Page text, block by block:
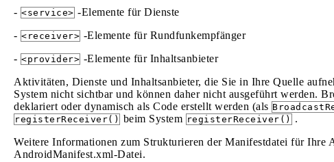
- <service> -Elemente für Dienste
- <receiver> -Elemente für Rundfunkempfänger
- <provider> -Elemente für Inhaltsanbieter
Aktivitäten, Dienste und Inhaltsanbieter, die Sie in Ihre Quelle
System nicht sichtbar und können daher nicht ausgeführt werden.
deklariert oder dynamisch als Code erstellt werden (als
registerReceiver() beim System registerReceiver()
.
Weitere Informationen zum Strukturieren der Manifestdatei für Ihre
AndroidManifest.xml-Datei.